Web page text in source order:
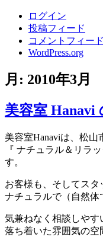
ログイン
投稿フィード
コメントフィード
WordPress.org
月: 2010年3月
美容室 Hanavi
美容室Hanaviは、松山
『 ナチュラル＆リラ
す。
お客様も、そしてスタ
ナチュラルで（自然体
気兼ねなく相談しやす
落ち着いた雰囲気の空